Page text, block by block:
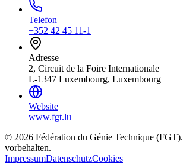
Telefon
+352 42 45 11-1
Adresse
2, Circuit de la Foire Internationale
L-1347 Luxembourg, Luxembourg
Website
www.fgt.lu
© 2026 Fédération du Génie Technique (FGT).
vorbehalten.
ImpressumDatenschutzCookies